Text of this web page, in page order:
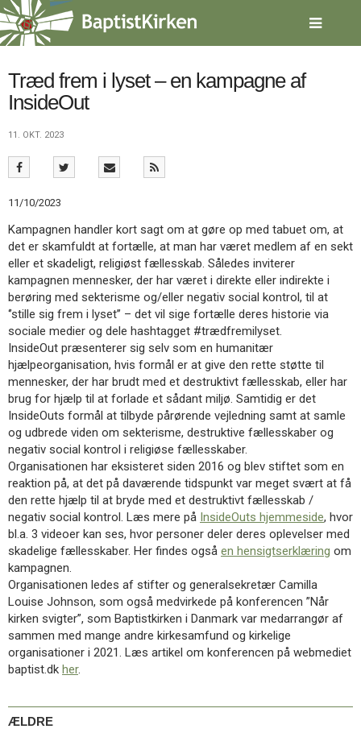
Spring
menu
over
gå
indholdVend
forsiden
Forside
3.0:
Kalender
4.0:
Inspiration
5.0:
Værktøjskassen
6.0:
Mission
7.0:
Om
BaptistKirken
8.0:
Kontakt
9.0:
Forside
10.0:
Nyheder
11.0:
Kalender
12.0:
Inspiration
13.0:
Værktøjskassen
14.0:
Mission
15.0:
Om
BaptistKirken
16.0:
Kontakt
Næste
indlæg:
Ny
generalsekretær
Danske
Kirkers
RådForrige
indlæg:
Intet
nyhedsbrev
42
Træd frem i lyset – en kampagne af
InsideOut
11. OKT. 2023
11/10/2023
Kampagnen handler kort sagt om at gøre op med tabuet om, at
det er skamfuldt at fortælle, at man har været medlem af en sekt
eller et skadeligt, religiøst fællesskab. Således inviterer
kampagnen mennesker, der har været i direkte eller indirekte i
berøring med sekterisme og/eller negativ social kontrol, til at
‘’stille sig frem i lyset’’ – det vil sige fortælle deres historie via
sociale medier og dele hashtagget #trædfremilyset.
InsideOut præsenterer sig selv som en humanitær
hjælpeorganisation, hvis formål er at give den rette støtte til
mennesker, der har brudt med et destruktivt fællesskab, eller har
brug for hjælp til at forlade et sådant miljø. Samtidig er det
InsideOuts formål at tilbyde pårørende vejledning samt at samle
og udbrede viden om sekterisme, destruktive fællesskaber og
negativ social kontrol i religiøse fællesskaber.
Organisationen har eksisteret siden 2016 og blev stiftet som en
reaktion på, at det på daværende tidspunkt var meget svært at få
den rette hjælp til at bryde med et destruktivt fællesskab /
negativ social kontrol. Læs mere på InsideOuts hjemmeside, hvor
bl.a. 3 videoer kan ses, hvor personer deler deres oplevelser med
skadelige fællesskaber. Her findes også en hensigtserklæring om
kampagnen.
Organisationen ledes af stifter og generalsekretær Camilla
Louise Johnson, som også medvirkede på konferencen ”Når
kirken svigter”, som Baptistkirken i Danmark var medarrangør af
sammen med mange andre kirkesamfund og kirkelige
organisationer i 2021. Læs artikel om konferencen på webmediet
baptist.dk her.
ÆLDRE